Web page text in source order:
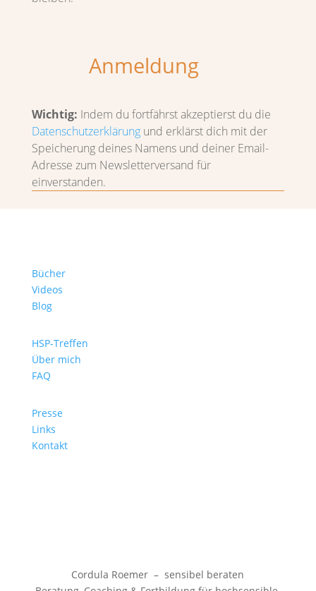
Anmeldung
Wichtig: Indem du fortfährst akzeptierst du die
Datenschutzerklärungund erklärst dich mit der
Speicherung deines Namens und deiner Email-
Adresse zum Newsletterversand für
einverstanden.
Bücher
Videos
Blog
HSP-Treffen
Über mich
FAQ
Presse
Links
Kontakt
Cordula Roemer – sensibel beraten